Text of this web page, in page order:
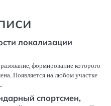
локализации
формирование которого
Появляется на любом участке
спортсмен,